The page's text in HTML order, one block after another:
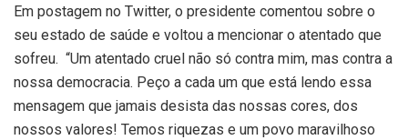
Em postagem no Twitter, o presidente comentou sobre o
seu estado de saúde e voltou a mencionar o atentado que
sofreu. “Um atentado cruel não só contra mim, mas contra a
nossa democracia. Peço a cada um que está lendo essa
mensagem que jamais desista das nossas cores, dos
nossos valores! Temos riquezas e um povo maravilhoso